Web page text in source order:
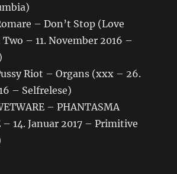
– Don’t Stop (Love
– 11. November 2016 –
Riot – Organs (xxx – 26.
– Selfrelese)
– PHANTASMA
– 14. Januar 2017 – Primitive